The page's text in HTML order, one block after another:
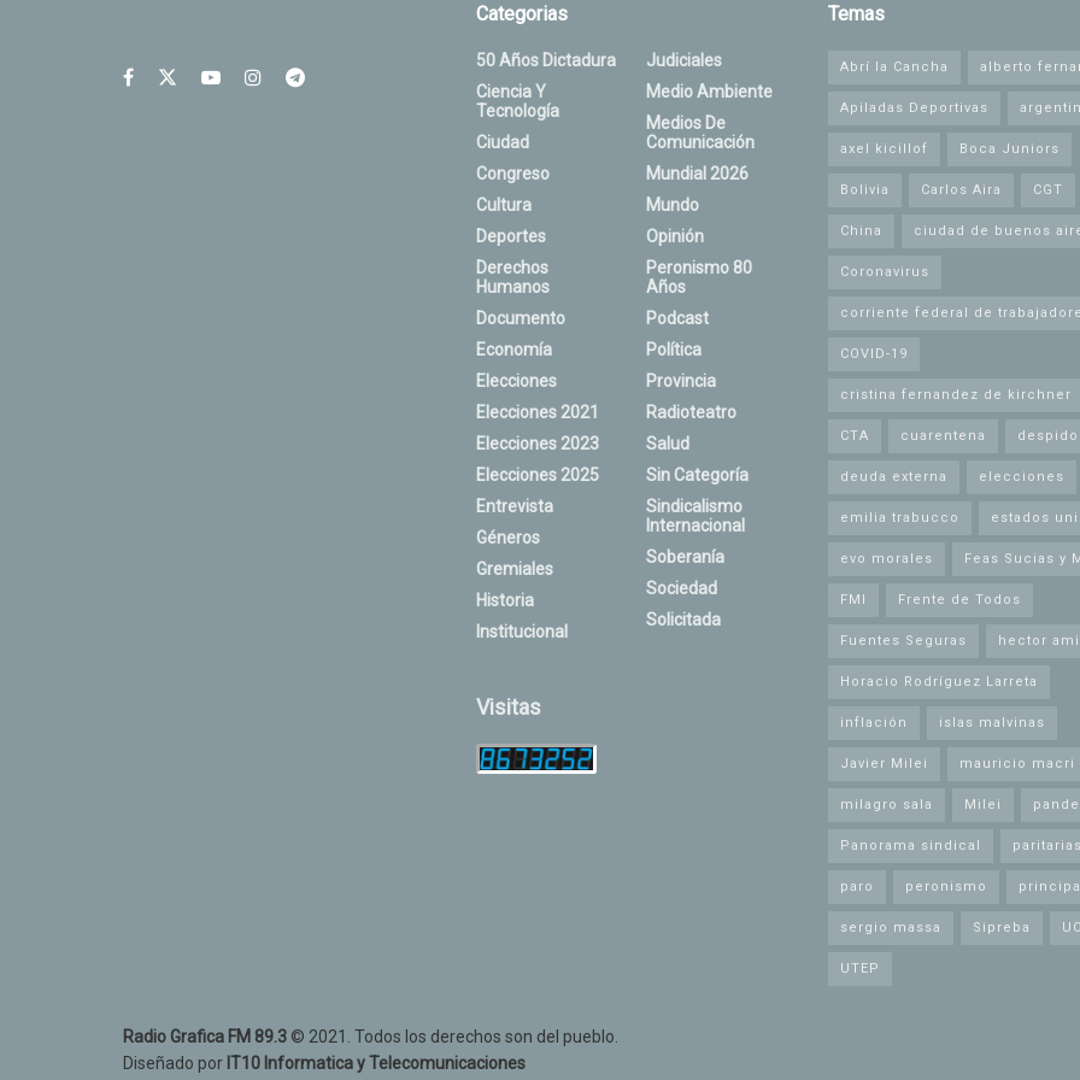
Categorias
50 Años Dictadura
Ciencia Y
Tecnología
Ciudad
Congreso
Cultura
Deportes
Derechos
Humanos
Documento
Economía
Elecciones
Elecciones 2021
Elecciones 2023
Elecciones 2025
Entrevista
Géneros
Gremiales
Historia
Institucional
Judiciales
Medio Ambiente
Medios De
Comunicación
Mundial 2026
Mundo
Opinión
Peronismo 80
Años
Podcast
Política
Provincia
Radioteatro
Salud
Sin Categoría
Sindicalismo
Internacional
Soberanía
Sociedad
Solicitada
Visitas
Temas
Abrí la Cancha alberto
Apiladas Deportivas
axel kicillof Boca Juniors
Bolivia Carlos Aira CGT
China ciudad de buenos
Coronavirus
corriente federal de
COVID-19
cristina fernandez de kirchner
CTA cuarentena
deuda externa elecciones
emilia trabucco estados
evo morales Feas Sucias y
FMI Frente de Todos
Fuentes Seguras hector
Horacio Rodríguez Larreta
inflación islas malvinas
Javier Milei mauricio macri
milagro sala Milei
Panorama sindical paritarias
paro peronismo principal
sergio massa Sipreba
UTEP
Radio Grafica FM 89.3 © 2021. Todos los derechos son del pueblo.
Diseñado por IT10 Informatica y Telecomunicaciones